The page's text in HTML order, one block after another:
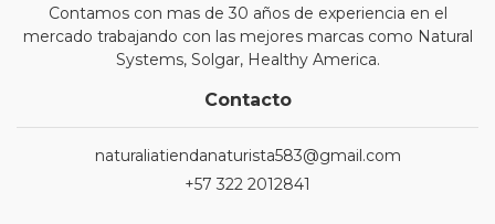
Contamos con mas de 30 años de experiencia en el
mercado trabajando con las mejores marcas como Natural
Systems, Solgar, Healthy America.
Contacto
naturaliatiendanaturista583@gmail.com
+57 322 2012841